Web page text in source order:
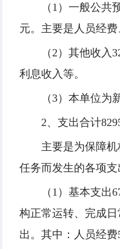
（1）一般公共
元。主要是人员经费
（2）其他收入
利息收入等。
（3）本单位为
2、支出合计
主要是为保障
任务而发生的各项支
（1）基本支出
构正常运转、完成
出。其中：人员经费